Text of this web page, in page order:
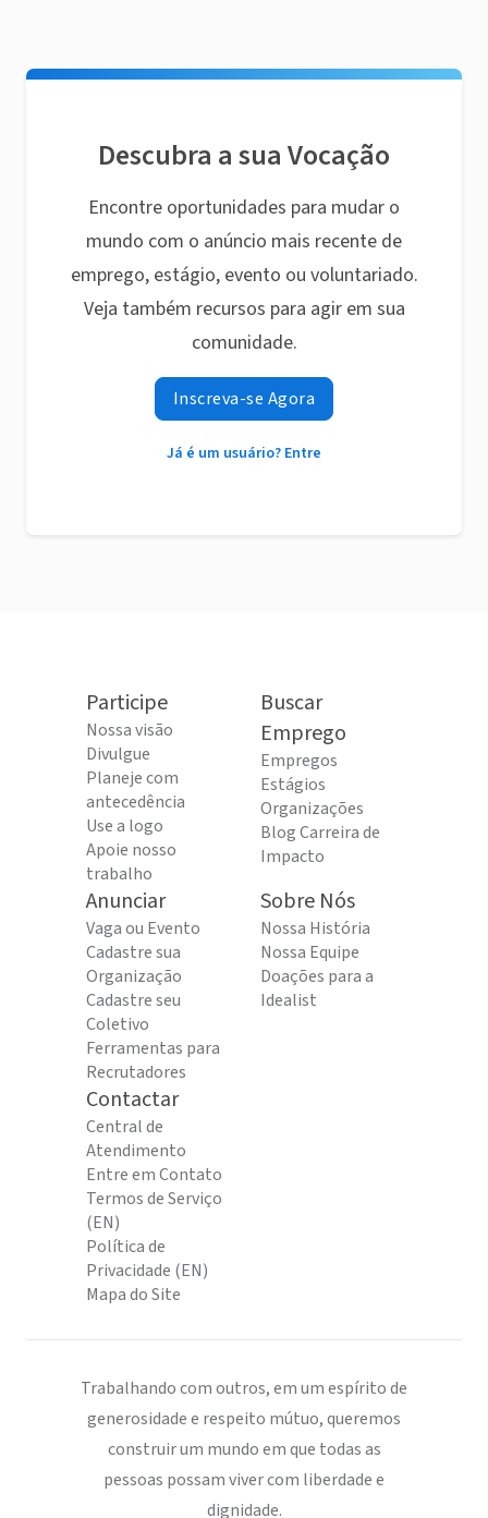
Descubra a sua Vocação
Encontre oportunidades para mudar o
mundo com o anúncio mais recente de
emprego, estágio, evento ou voluntariado.
Veja também recursos para agir em sua
comunidade.
Inscreva-se Agora
Já é um usuário? Entre
Participe
Nossa visão
Divulgue
Planeje com
antecedência
Use a logo
Apoie nosso
trabalho
Buscar
Emprego
Empregos
Estágios
Organizações
Blog Carreira de
Impacto
Anunciar
Vaga ou Evento
Cadastre sua
Organização
Cadastre seu
Coletivo
Ferramentas para
Recrutadores
Sobre Nós
Nossa História
Nossa Equipe
Doações para a
Idealist
Contactar
Central de
Atendimento
Entre em Contato
Termos de Serviço
(EN)
Política de
Privacidade (EN)
Mapa do Site
Trabalhando com outros, em um espírito de
generosidade e respeito mútuo, queremos
construir um mundo em que todas as
pessoas possam viver com liberdade e
dignidade.